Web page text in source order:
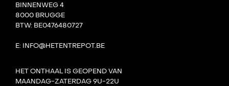
BINNENWEG 4
8000 BRUGGE
BTW: BE0476480727
E: INFO@HETENTREPOT.BE
HET ONTHAAL IS GEOPEND VAN
MAANDAG-ZATERDAG 9U-22U